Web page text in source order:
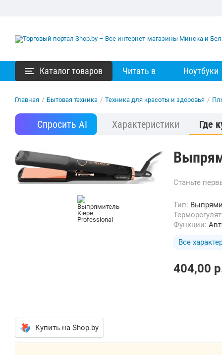
Каталог товаров Читать в Ноутбуки
Главная / Бытовая техника / Техника для красоты и здоровья /
Спросить AI Характеристики Где
Станьте
Тип:
Функции:
Все
404,00
Купить на Shop.by